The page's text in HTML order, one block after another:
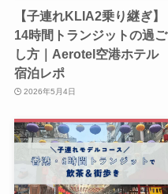
【子連れKLIA2乗り継ぎ】
14時間トランジットの過ご
し方｜Aerotel空港ホテル
宿泊レポ
2026年5月4日